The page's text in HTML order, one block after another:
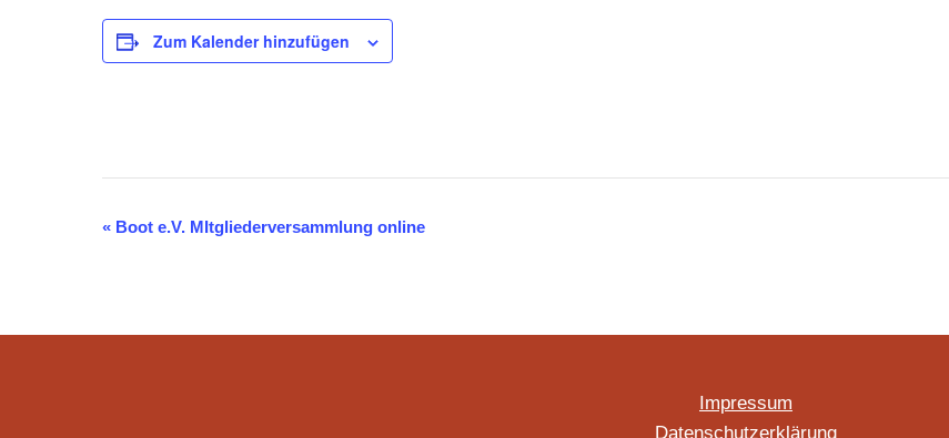
Zum Kalender hinzufügen
VERANSTALTUNG-
« Boot e.V. MItgliederversammlung online
Impressum
Datenschutzerklärung